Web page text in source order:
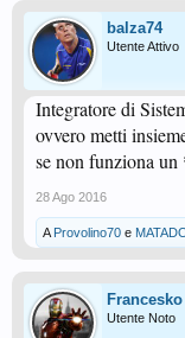
balza74
Utente Attivo
Integratore di
ovvero metti
se non funziona
28 Ago 2016
A Provolino70 e
Francesko
Utente Noto